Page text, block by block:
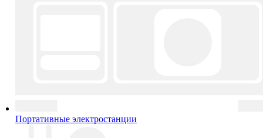
Портативные электростанции